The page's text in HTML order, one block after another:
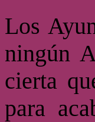
Los
ningún
cierta
para